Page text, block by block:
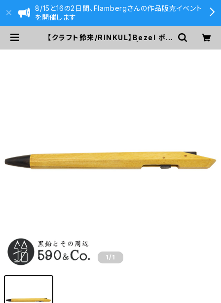
8/15と16の2日間、Flambergさんの作品販売イベント
を開催します
【クラフト鈴来/RINKUL】Bezel ボー
1 /1